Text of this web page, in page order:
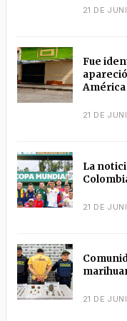
21 DE
Fue
21 DE
La
21 DE
21 DE